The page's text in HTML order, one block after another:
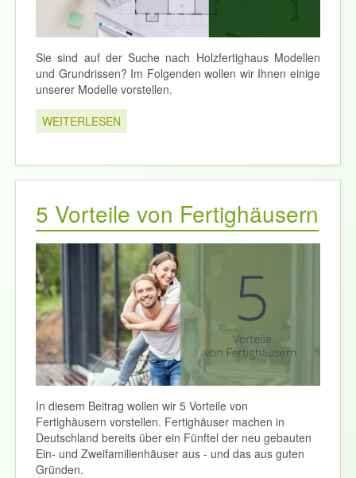
Sie sind auf der Suche nach Holzfertighaus Modellen
und Grundrissen? Im Folgenden wollen wir Ihnen einige
unserer Modelle vorstellen.
WEITERLESEN
5 Vorteile von Fertighäusern
In diesem Beitrag wollen wir 5 Vorteile von
Fertighäusern vorstellen. Fertighäuser machen in
Deutschland bereits über ein Fünftel der neu gebauten
Ein- und Zweifamilienhäuser aus - und das aus guten
Gründen.